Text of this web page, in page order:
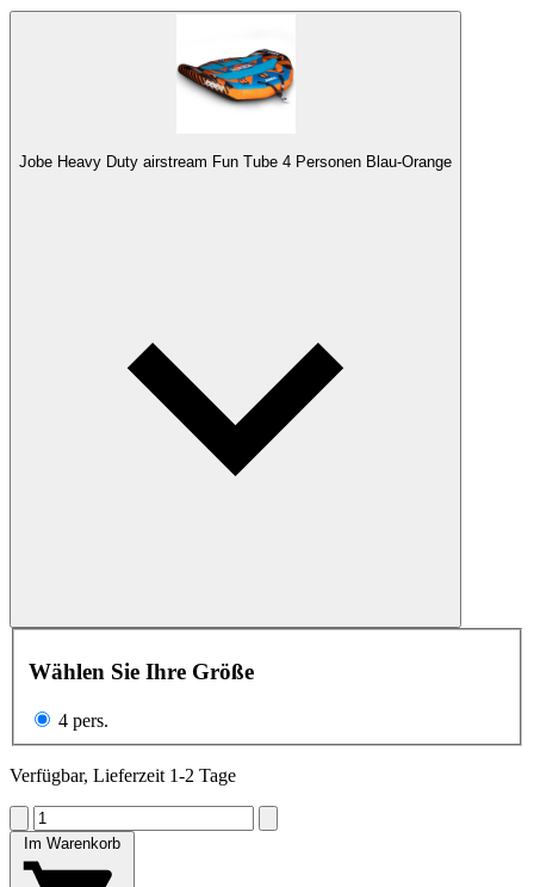
Jobe Heavy Duty airstream Fun Tube 4 Personen Blau-Orange
Wählen Sie Ihre Größe
4 pers.
Verfügbar, Lieferzeit 1-2 Tage
Im Warenkorb